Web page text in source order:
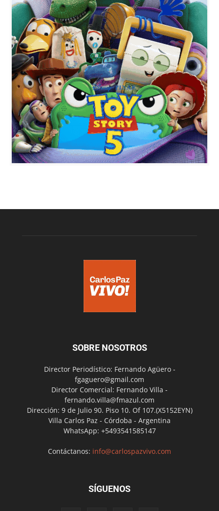
SOBRE NOSOTROS
Director Periodístico: Fernando Agüero -
fgaguero@gmail.com
Director Comercial: Fernando Villa -
fernando.villa@fmazul.com
Dirección: 9 de Julio 90. Piso 10. Of 107.(X5152EYN)
Villa Carlos Paz - Córdoba - Argentina
WhatsApp: +5493541585147
Contáctanos: info@carlospazvivo.com
SÍGUENOS